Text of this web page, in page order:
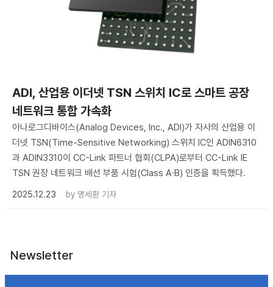
ADI, 산업용 이더넷 TSN 스위치 IC로 스마트 공장
네트워크 통합 가속화
아나로그디바이스(Analog Devices, Inc., ADI)가 자사의 산업용 이
더넷 TSN(Time-Sensitive Networking) 스위치 IC인 ADIN6310
과 ADIN3310이 CC-Link 파트너 협회(CLPA)로부터 CC-Link IE
TSN 권장 네트워크 배선 부품 시험(Class A·B) 인증을 획득했다.
2025.12.23
by 명세환 기자
Newsletter